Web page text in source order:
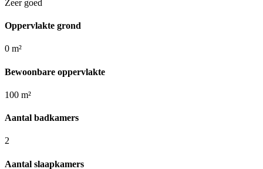
Zeer goed
Oppervlakte grond
0 m²
Bewoonbare oppervlakte
100 m²
Aantal badkamers
2
Aantal slaapkamers